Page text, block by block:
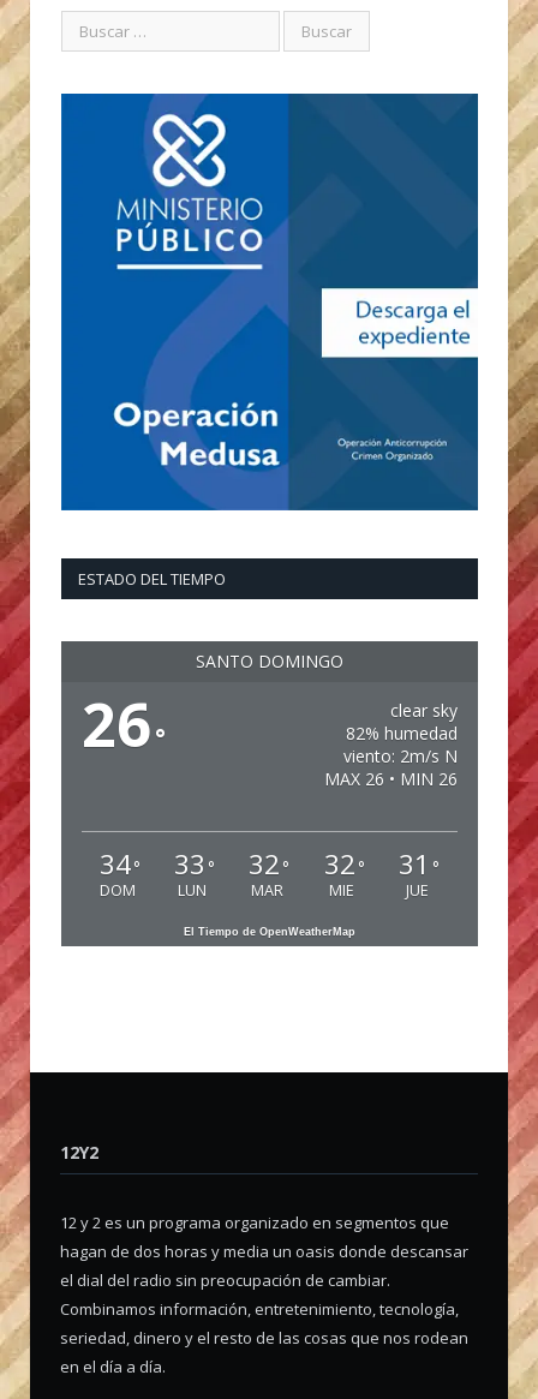
ESTADO DEL TIEMPO
SANTO DOMINGO
26°
clear sky
82% humedad
viento: 2m/s N
MAX 26 • MIN 26
34°
DOM
33 °
LUN
32 °
MAR
32 °
MIE
31 °
JUE
El Tiempo de OpenWeatherMap
12Y2
12 y 2 es un programa organizado en segmentos que
hagan de dos horas y media un oasis donde descansar
el dial del radio sin preocupación de cambiar.
Combinamos información, entretenimiento, tecnología,
seriedad, dinero y el resto de las cosas que nos rodean
en el día a día.